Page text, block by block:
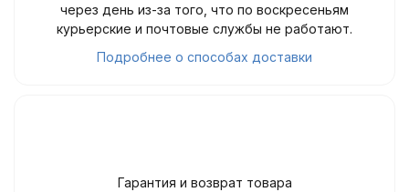
через день из-за того, что по воскресеньям
курьерские и почтовые службы не работают.
Подробнее о способах доставки
Гарантия и возврат товара